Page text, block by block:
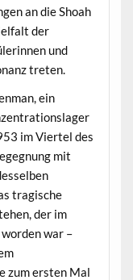
an die Shoah
der
und
treten.
ein
im Viertel des
mit
tragische
der im
war –
zum ersten Mal